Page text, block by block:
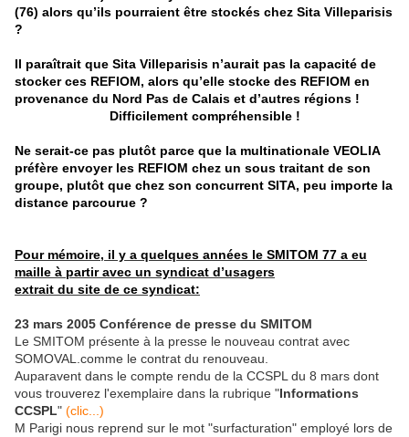
(76) alors qu’ils pourraient être stockés chez Sita Villeparisis
?
Il paraîtrait que Sita Villeparisis n’aurait pas la capacité de
stocker ces REFIOM, alors qu’elle stocke des REFIOM en
provenance du Nord Pas de Calais et d’autres régions !
Difficilement compréhensible !
Ne serait-ce pas plutôt parce que la multinationale VEOLIA
préfère envoyer les REFIOM chez un sous traitant de son
groupe, plutôt que chez son concurrent SITA, peu importe la
distance parcourue ?
Pour mémoire, il y a quelques années le SMITOM 77 a eu
maille à partir avec un syndicat d’usagers
extrait du site de ce syndicat:
23 mars 2005 Conférence de presse du SMITOM
Le SMITOM présente à la presse le nouveau contrat avec
SOMOVAL.comme le contrat du renouveau.
Auparavent dans le compte rendu de la CCSPL du 8 mars dont
vous trouverez l'exemplaire dans la rubrique "Informations
CCSPL" (clic...)
M Parigi nous reprend sur le mot "surfacturation" employé lors de